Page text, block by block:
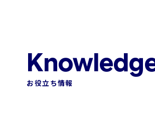
会社情報
ソリューション
お役立ち情報